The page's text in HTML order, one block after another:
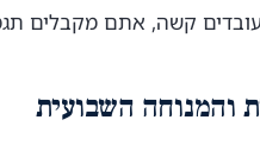
קשה, אתם מקבלים
והמנוחה השבועית